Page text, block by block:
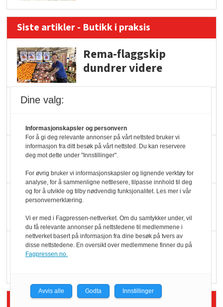
Siste artikler - Butikk i praksis
Rema-flaggskip
dundrer videre
Færre varer, men fulle
KI lager mat i butikken
Q passerte 1 milliard i
Siste artikler - Økologisk
Dine valg:
Informasjonskapsler og personvern
For å gi deg relevante annonser på vårt nettsted bruker vi
informasjon fra ditt besøk på vårt nettsted. Du kan reservere
deg mot dette under "Innstillinger".
For øvrig bruker vi informasjonskapsler og lignende verktøy for
analyse, for å sammenligne nettlesere, tilpasse innhold til deg
og for å utvikle og tilby nødvendig funksjonalitet. Les mer i vår
personvernerklæring.
Vi er med i Fagpressen-nettverket. Om du samtykker under, vil
du få relevante annonser på nettstedene til medlemmene i
nettverket basert på informasjon fra dine besøk på tvers av
disse nettstedene. En oversikt over medlemmene finner du på
Fagpressen.no.
Avvis alle Godta Innstillinger